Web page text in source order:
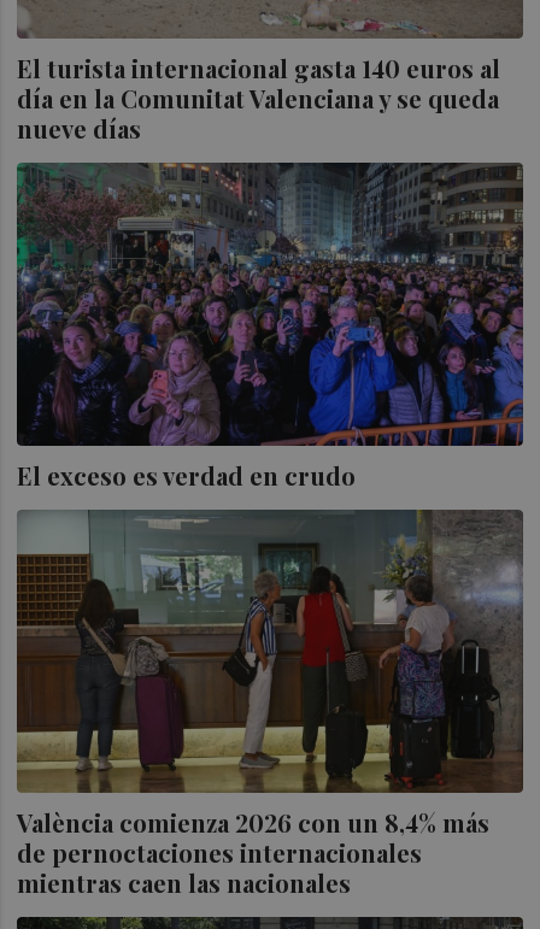
El turista internacional gasta 140 euros al
día en la Comunitat Valenciana y se queda
nueve días
El exceso es verdad en crudo
València comienza 2026 con un 8,4% más
de pernoctaciones internacionales
mientras caen las nacionales